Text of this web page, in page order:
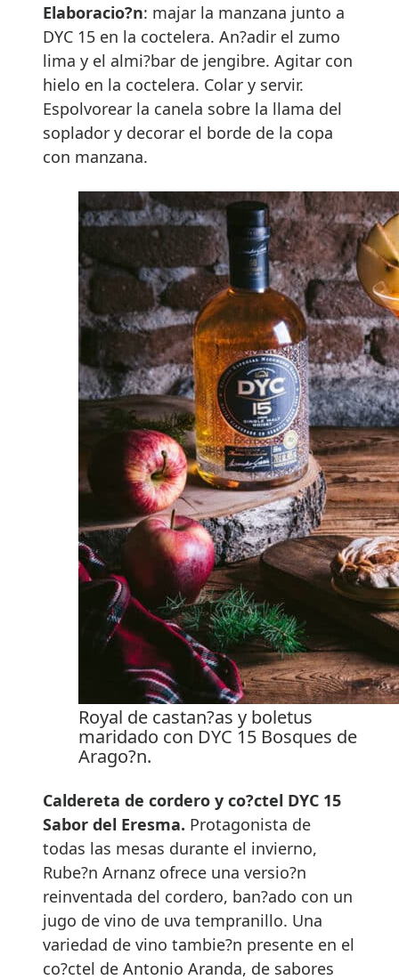
Elaboracio?n: majar la manzana junto a
DYC 15 en la coctelera. An?adir el zumo
lima y el almi?bar de jengibre. Agitar con
hielo en la coctelera. Colar y servir.
Espolvorear la canela sobre la llama del
soplador y decorar el borde de la copa
con manzana.
Royal de castan?as y boletus
maridado con DYC 15 Bosques de
Arago?n.
Caldereta de cordero y co?ctel DYC 15
Sabor del Eresma. Protagonista de
todas las mesas durante el invierno,
Rube?n Arnanz ofrece una versio?n
reinventada del cordero, ban?ado con un
jugo de vino de uva tempranillo. Una
variedad de vino tambie?n presente en el
co?ctel de Antonio Aranda, de sabores